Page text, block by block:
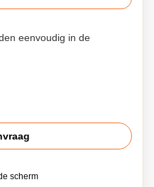
eenvoudig in de
scherm